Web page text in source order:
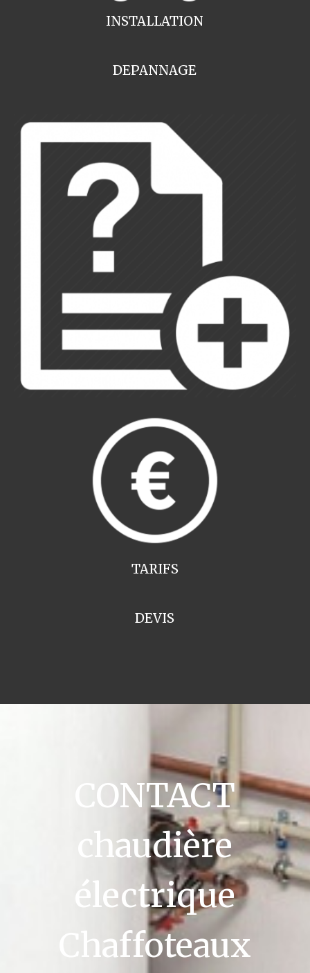
INSTALLATION
DEPANNAGE
TARIFS
DEVIS
CONTACT
chaudière
électrique
Chaffoteaux